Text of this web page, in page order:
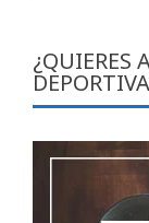
¿QUIERES